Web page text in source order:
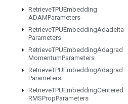
RetrieveTPUEmbedding
ADAMParameters
RetrieveTPUEmbeddingAdadelta
Parameters
RetrieveTPUEmbeddingAdagrad
MomentumParameters
RetrieveTPUEmbeddingAdagrad
Parameters
RetrieveTPUEmbeddingCentered
RMSPropParameters